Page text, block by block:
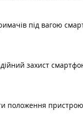
під вагою
захист
положення